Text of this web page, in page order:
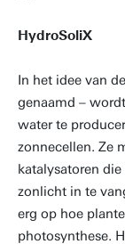
HydroSoliX
In het idee van
genaamd –
water te
zonnecellen. Ze
katalysatoren
zonlicht in te
erg op hoe
photosynthese.